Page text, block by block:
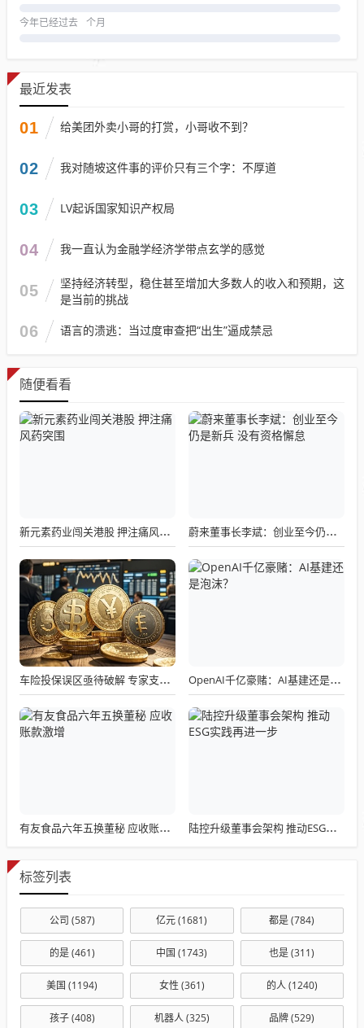
今年已经过去 个月
最近发表
01 给美团外卖小哥的打赏，小哥收不到？
02 我对随坡这件事的评价只有三个字：不厚道
03 LV起诉国家知识产权局
04 我一直认为金融学经济学带点玄学的感觉
05
坚持经济转型，稳住甚至增加大多数人的收入和预期，这
是当前的挑战
06 语言的溃逃：当过度审查把“出生”逼成禁忌
随便看看
新元素药业闯关港股 押注痛风药突围 蔚来董事长李斌：创业至今仍是新兵 没有资格懈怠
车险投保误区亟待破解 专家支招：按需配置避免“无效买单” OpenAI千亿豪赌：AI基建还是泡沫？
有友食品六年五换董秘 应收账款激增 陆控升级董事会架构 推动ESG实践再进一步
标签列表
公司 (587) 亿元(1681) 都是(784)
的是(461) 中国 (1743) 也是(311)
美国 (1194) 女性 (361) 的人(1240)
孩子(408) 机器人(325) 品牌(529)